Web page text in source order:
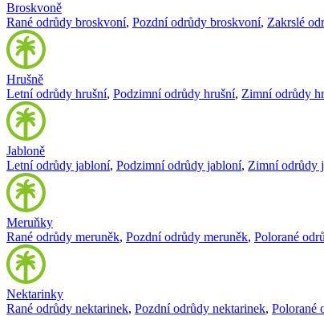
Broskvoně
Rané odrůdy broskvoní, Pozdní odrůdy broskvoní, Zakrslé
Hrušně
Letní odrůdy hrušní, Podzimní odrůdy hrušní, Zimní odrůdy
Jabloně
Letní odrůdy jabloní, Podzimní odrůdy jabloní, Zimní odrůdy
Meruňky
Rané odrůdy meruněk, Pozdní odrůdy meruněk, Polorané
Nektarinky
Rané odrůdy nektarinek, Pozdní odrůdy nektarinek, Polorané